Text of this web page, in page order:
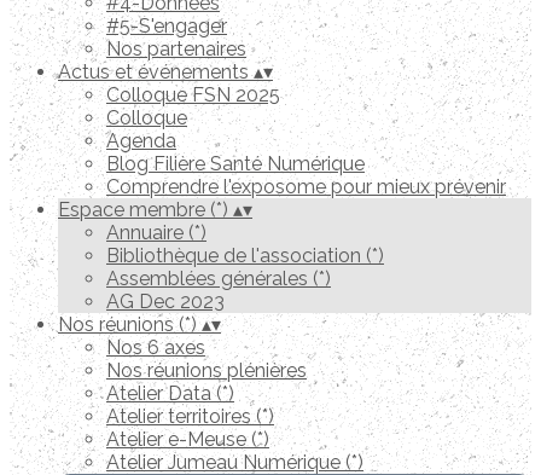
#5-S'engager
Nos partenaires
Actus et événements▴▾
Colloque FSN 2025
Colloque
Agenda
Blog Filière Santé Numérique
Comprendre l'exposome pour mieux prévenir
Espace membre (*) ▴▾
Annuaire (*)
Bibliothèque de l'association (*)
Assemblées générales (*)
AG Dec 2023
Nos réunions (*) ▴▾
Nos 6 axes
Nos réunions plénières
Atelier Data (*)
Atelier territoires (*)
Atelier e-Meuse (*)
Atelier Jumeau Numérique (*)